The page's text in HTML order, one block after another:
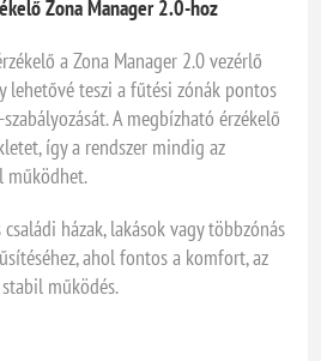
Zona Manager 2.0-hoz
a Zona Manager 2.0 vezérlő
lehetővé teszi a fűtési zónák pontos
A megbízható érzékelő
így a rendszer mindig az
működhet.
házak, lakások vagy többzónás
ahol fontos a komfort, az
működés.